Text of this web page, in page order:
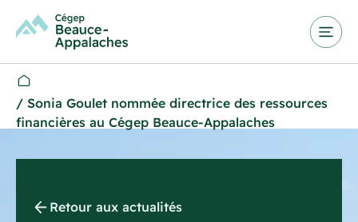
/ Sonia Goulet nommée directrice des ressources
financières au Cégep Beauce-Appalaches
Retour aux actualités